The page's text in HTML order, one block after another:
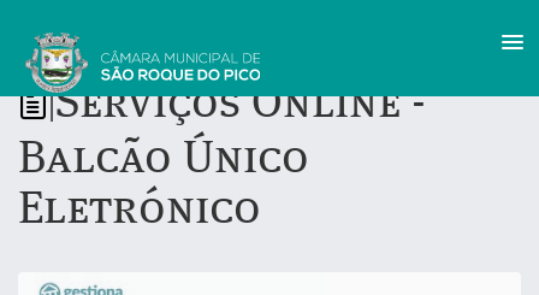
Serviços Online -
Balcão Único
Eletrónico